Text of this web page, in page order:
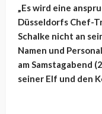
„Es wird eine
Düsseldorfs Chef-
Schalke nicht an
Namen und
am Samstagabend
seiner Elf und den